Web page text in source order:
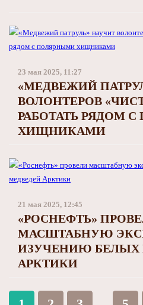
23 мая 2025, 11:27
«МЕДВЕЖИЙ
ВОЛОНТЕРОВ
РАБОТАТЬ РЯДОМ
ХИЩНИКАМИ
21 мая 2025, 12:45
«РОСНЕФТЬ»
МАСШТАБНУЮ
ИЗУЧЕНИЮ БЕЛЫХ
АРКТИКИ